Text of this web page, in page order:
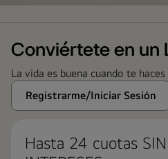
ClubConviértete en un
La vida es buena cuando te
Registrarme/Iniciar Sesión
Hasta 24 cuotas ​SIN